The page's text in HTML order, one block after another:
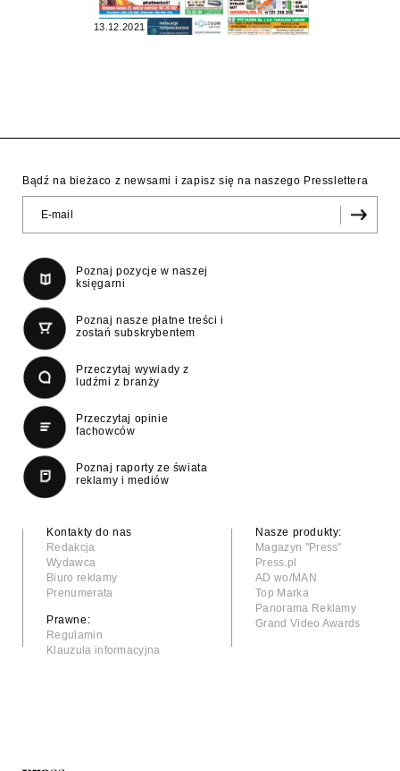
13.12.2021
Bądź na bieżaco z newsami i zapisz się na naszego Presslettera
Poznaj pozycje w naszej
księgarni
Poznaj nasze płatne treści i
zostań subskrybentem
Przeczytaj wywiady z
ludźmi z branży
Przeczytaj opinie
fachowców
Poznaj raporty ze świata
reklamy i mediów
Kontakty do nas
Redakcja
Wydawca
Biuro reklamy
Prenumerata
Prawne:
Regulamin
Klauzula informacyjna
Nasze produkty:
Magazyn "Press"
Press.pl
AD wo/MAN
Top Marka
Panorama Reklamy
Grand Video Awards